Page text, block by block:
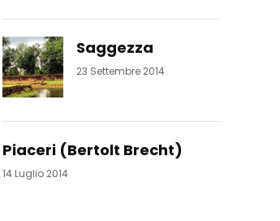
Saggezza
23 Settembre 2014
Piaceri (Bertolt Brecht)
14 Luglio 2014